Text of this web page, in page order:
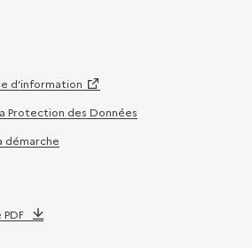
d’information
Protection des Données
démarche